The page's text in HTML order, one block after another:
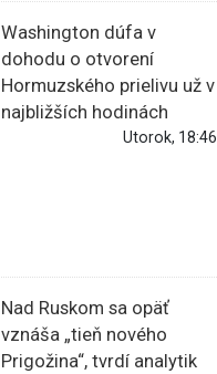
Washington dúfa v
dohodu o otvorení
Hormuzského prielivu už v
najbližších hodinách
Utorok, 18:46
Nad Ruskom sa opäť
vznáša „tieň nového
Prigožina“, tvrdí analytik